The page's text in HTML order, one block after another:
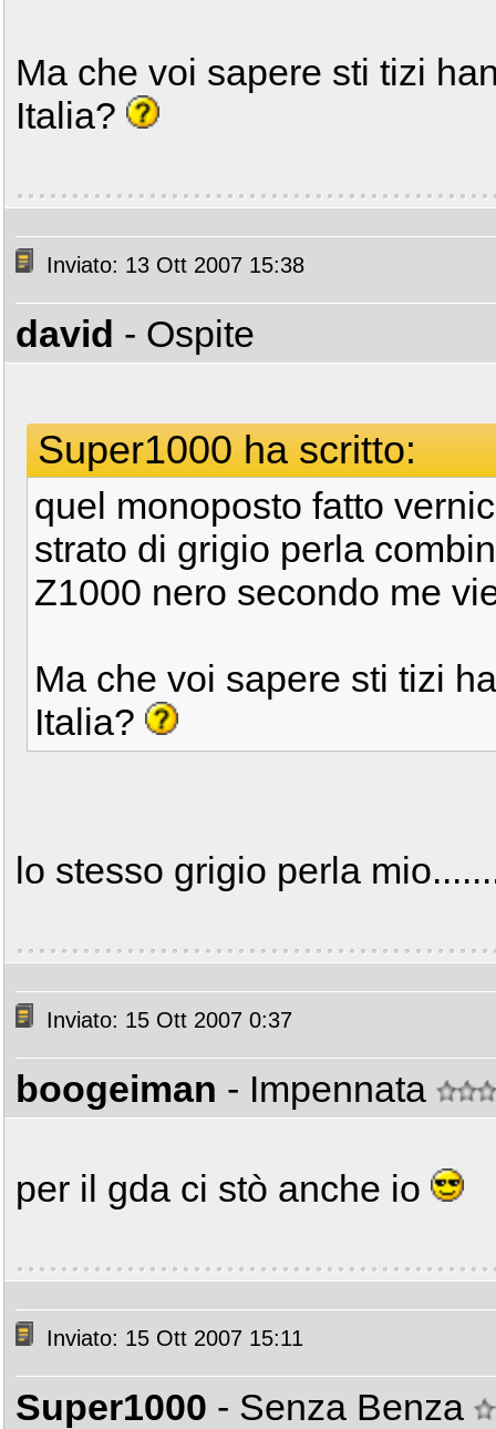
Ma che voi sapere sti tizi
Italia?
Inviato: 13 Ott 2007 15:38
david - Ospite
Super1000 ha scritto:
quel monoposto fatto
strato di grigio perla
Z1000 nero secondo me
Ma che voi sapere sti tizi
Italia?
lo stesso grigio perla
Inviato: 15 Ott 2007 0:37
boogeiman - Impennata
per il gda ci stò anche io
Inviato: 15 Ott 2007 15:11
Super1000 - Senza Benza